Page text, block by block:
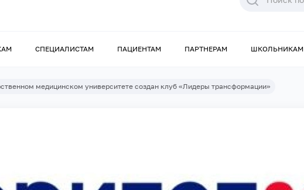
СПЕЦИАЛИСТАМ ПАЦИЕНТАМ ПАРТНЕРАМ ШКОЛЬНИКАМ
медицинском университете создан клуб «Лидеры трансформации»